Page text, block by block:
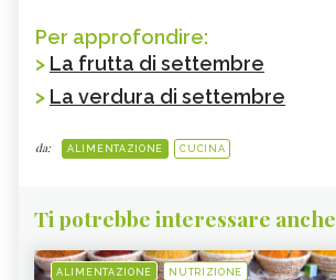
Per approfondire:
> La frutta di settembre
> La verdura di settembre
da: ALIMENTAZIONE CUCINA
Ti potrebbe interessare anche
ALIMENTAZIONE NUTRIZIONE